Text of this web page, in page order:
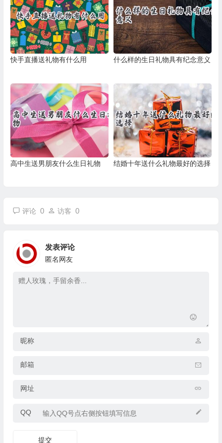
快手直播送礼物有什么用 什么样的生日礼物具有纪念意义
高中生送男朋友什么生日礼物 结婚十年送什么礼物最好的选择
评论 0 访客 0
发表评论
匿名网友
昵称
邮箱
网址
QQ